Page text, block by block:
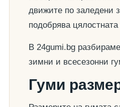
движите по заледени
подобрява
В 24gumi.bg
зимни и всесезонни
Гуми